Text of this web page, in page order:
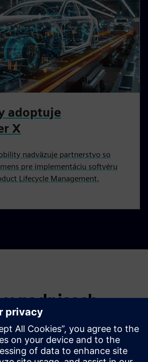
adoptuje
X
nadväzuje partnerstvo so
pre implementáciu softvéru
Lifecycle Management.
nadpisoch
správ a tlačových správ.